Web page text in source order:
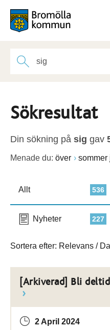
Sökresultat
Din sökning på sig gav
Menade du: över sommer
536
Allt
227
Nyheter
Sortera efter: Relevans /
[Arkiverad] Bli
2 April 2024